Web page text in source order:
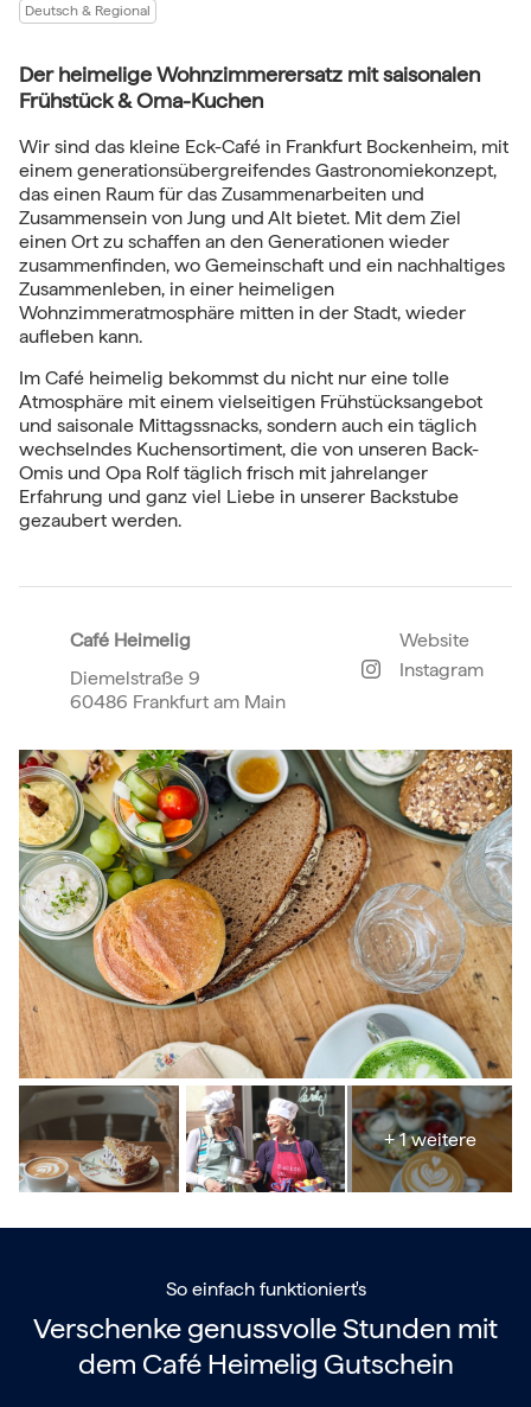
Deutsch & Regional
Der heimelige Wohnzimmerersatz mit saisonalen
Frühstück & Oma-Kuchen
Wir sind das kleine Eck-Café in Frankfurt Bockenheim, mit
einem generationsübergreifendes Gastronomiekonzept,
das einen Raum für das Zusammenarbeiten und
Zusammensein von Jung und Alt bietet. Mit dem Ziel
einen Ort zu schaffen an den Generationen wieder
zusammenfinden, wo Gemeinschaft und ein nachhaltiges
Zusammenleben, in einer heimeligen
Wohnzimmeratmosphäre mitten in der Stadt, wieder
aufleben kann.
Im Café heimelig bekommst du nicht nur eine tolle
Atmosphäre mit einem vielseitigen Frühstücksangebot
und saisonale Mittagssnacks, sondern auch ein täglich
wechselndes Kuchensortiment, die von unseren Back-
Omis und Opa Rolf täglich frisch mit jahrelanger
Erfahrung und ganz viel Liebe in unserer Backstube
gezaubert werden.
Café Heimelig
Diemelstraße 9
60486 Frankfurt am Main
Website
Instagram
+ 1 weitere
So einfach funktioniert's
Verschenke genussvolle Stunden mit
dem Café Heimelig Gutschein